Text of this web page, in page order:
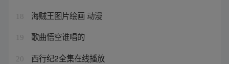
18 海贼王图片绘画 动漫
19 歌曲悟空谁唱的
20 西行纪2全集在线播放